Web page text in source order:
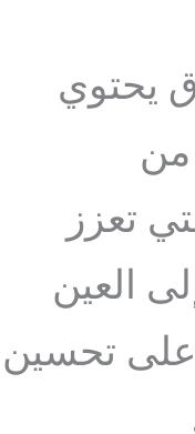
يحتوي
من
تعزز
العين
تحسين